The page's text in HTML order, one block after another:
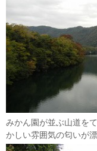
みかん園が並ぶ山道を
かしい雰囲気の匂いが漂